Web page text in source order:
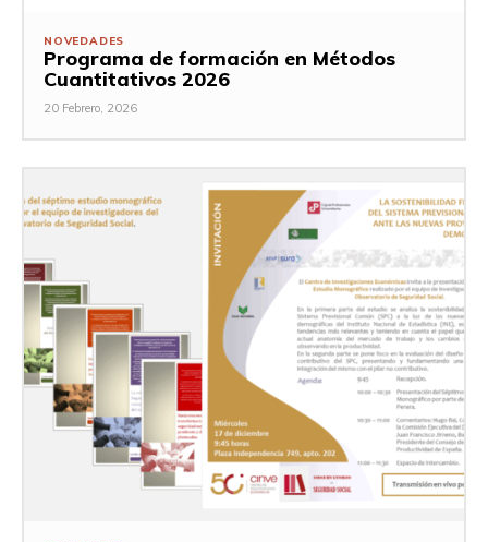
NOVEDADES
Programa de formación en Métodos
Cuantitativos 2026
20 Febrero, 2026